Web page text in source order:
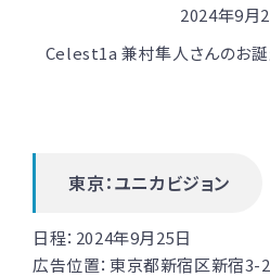
2024年9月
Celest1a 兼村隼人さんのお誕
東京：ユニカビジョン
日程：2024年9月25日
広告位置： 東京都新宿区新宿3-